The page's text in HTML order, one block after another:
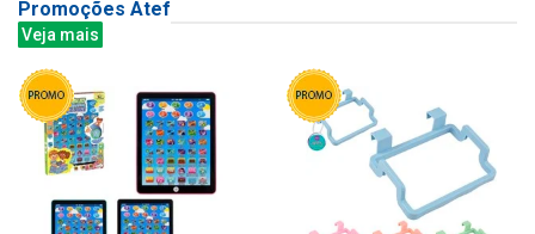
Promoções Atef
Veja mais